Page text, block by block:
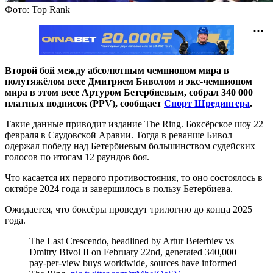
Фото: Top Rank
Второй бой между абсолютным чемпионом мира в
полутяжёлом весе Дмитрием Биволом и экс-чемпионом
мира в этом весе Артуром Бетербиевым, собрал 340 000
платных подписок (PPV), сообщает Спорт Шредингера.
Такие данные приводит издание The Ring. Боксёрское шоу 22
февраля в Саудовской Аравии. Тогда в реванше Бивол
одержал победу над Бетербиевым большинством судейских
голосов по итогам 12 раундов боя.
Что касается их первого противостояния, то оно состоялось в
октябре 2024 года и завершилось в пользу Бетербиева.
Ожидается, что боксёры проведут трилогию до конца 2025
года.
The Last Crescendo, headlined by Artur Beterbiev vs
Dmitry Bivol II on February 22nd, generated 340,000
pay-per-view buys worldwide, sources have informed